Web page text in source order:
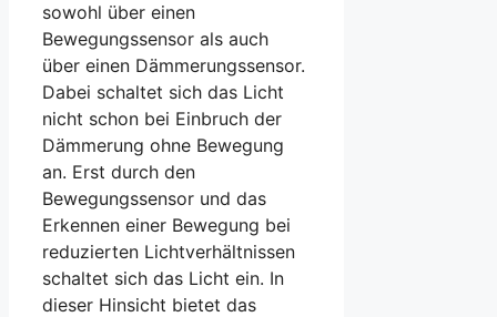
sowohl über einen
Bewegungssensor als auch
über einen Dämmerungssensor.
Dabei schaltet sich das Licht
nicht schon bei Einbruch der
Dämmerung ohne Bewegung
an. Erst durch den
Bewegungssensor und das
Erkennen einer Bewegung bei
reduzierten Lichtverhältnissen
schaltet sich das Licht ein. In
dieser Hinsicht bietet das